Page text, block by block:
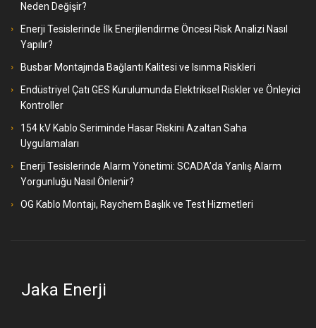
Neden Değişir?
Enerji Tesislerinde İlk Enerjilendirme Öncesi Risk Analizi Nasıl
Yapılır?
Busbar Montajında Bağlantı Kalitesi ve Isınma Riskleri
Endüstriyel Çatı GES Kurulumunda Elektriksel Riskler ve Önleyici
Kontroller
154 kV Kablo Seriminde Hasar Riskini Azaltan Saha
Uygulamaları
Enerji Tesislerinde Alarm Yönetimi: SCADA’da Yanlış Alarm
Yorgunluğu Nasıl Önlenir?
OG Kablo Montajı, Raychem Başlık ve Test Hizmetleri
Jaka Enerji